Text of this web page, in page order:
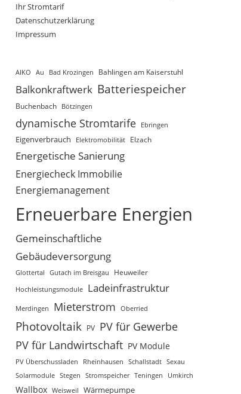
Ihr Stromtarif
Datenschutzerklärung
Impressum
AIKO Au Bad Krozingen Bahlingen am Kaiserstuhl
Balkonkraftwerk Batteriespeicher
Buchenbach Bötzingen
dynamische Stromtarife Ebringen
Eigenverbrauch Elektromobilität Elzach
Energetische Sanierung
Energiecheck Immobilie
Energiemanagement
Erneuerbare Energien
Gemeinschaftliche
Gebäudeversorgung
Glottertal Gutach im Breisgau
Heuweiler
Hochleistungsmodule Ladeinfrastruktur
Merdingen Mieterstrom Oberried
Photovoltaik PV PV für Gewerbe
PV für Landwirtschaft PV Module
PV Überschussladen Rheinhausen Schallstadt Sexau
Solarmodule Stegen Stromspeicher Teningen Umkirch
Wallbox Weisweil Wärmepumpe